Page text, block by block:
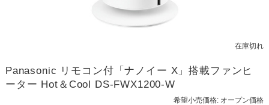
在庫切れ
Panasonic リモコン付「ナノイー X」搭載ファンヒ
ーター Hot＆Cool DS-FWX1200-W
希望小売価格: オープン価格